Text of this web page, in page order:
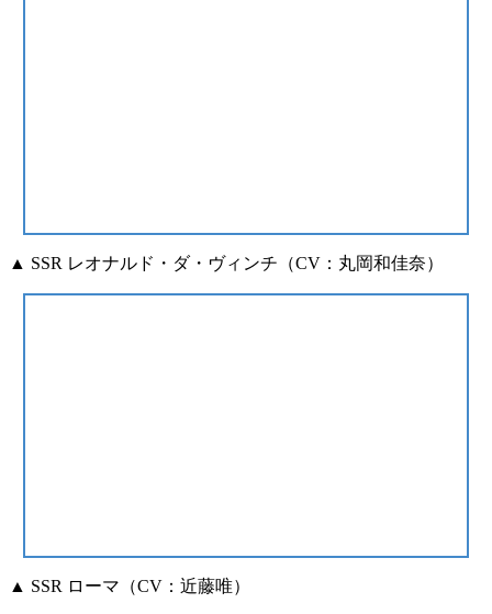
▲ SSR レオナルド・ダ・ヴィンチ（CV：丸岡和佳奈）
▲ SSR ローマ（CV：近藤唯）